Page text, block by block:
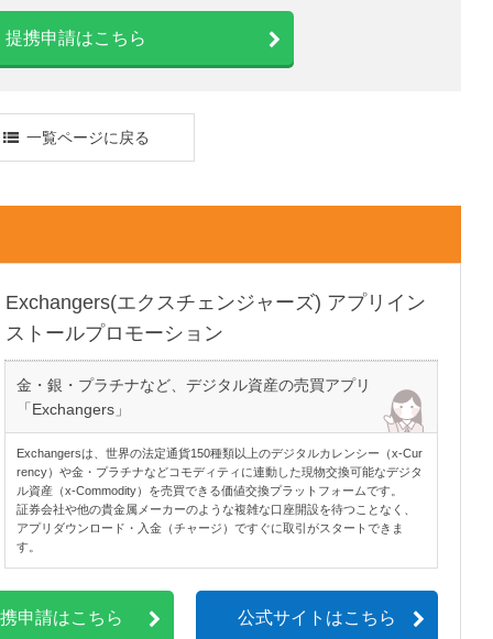
提携申請はこちら
一覧ページに戻る
Exchangers(エクスチェンジャーズ) アプリイン
ストールプロモーション
金・銀・プラチナなど、デジタル資産の売買アプリ
「Exchangers」
Exchangersは、世界の法定通貨150種類以上のデジタルカレンシー（x-Cur
rency）や金・プラチナなどコモディティに連動した現物交換可能なデジタ
ル資産（x-Commodity）を売買できる価値交換プラットフォームです。
証券会社や他の貴金属メーカーのような複雑な口座開設を待つことなく、
アプリダウンロード・入金（チャージ）ですぐに取引がスタートできま
す。
申請はこちら 公式サイトはこちら